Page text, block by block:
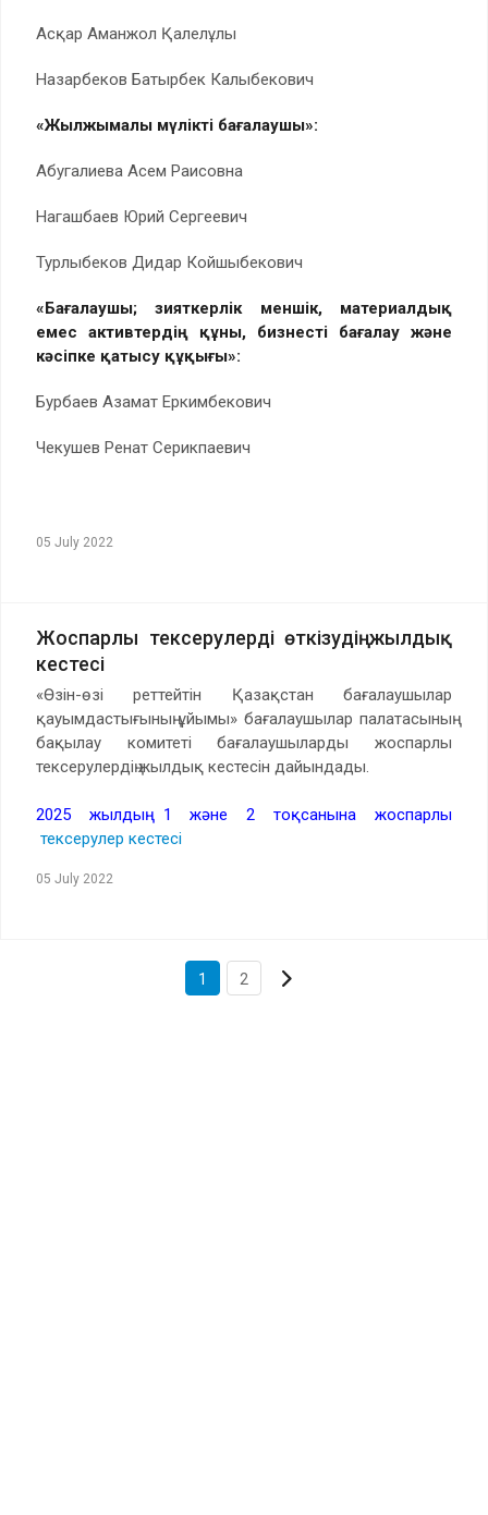
Асқар Аманжол Қалелұлы
Назарбеков Батырбек Калыбекович
«Жылжымалы мүлікті бағалаушы»:
Абугалиева Асем Раисовна
Нагашбаев Юрий Сергеевич
Турлыбеков Дидар Койшыбекович
«Бағалаушы; зияткерлік меншік, материалдық
емес активтердің құны, бизнесті бағалау және
кәсіпке қатысу құқығы»:
Бурбаев Азамат Еркимбекович
Чекушев Ренат Серикпаевич
05 July 2022
Жоспарлы тексерулерді өткізудің жылдық
кестесі
«Өзін-өзі реттейтін Қазақстан бағалаушылар
қауымдастығының ұйымы» бағалаушылар палатасының
бақылау комитеті бағалаушыларды жоспарлы
тексерулердің жылдық кестесін дайындады.
2025 жылдың 1 және 2 тоқсанына жоспарлы
тексерулер кестесі
05 July 2022
1 2